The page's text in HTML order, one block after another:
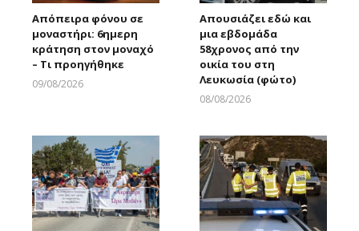
Απόπειρα φόνου σε
μοναστήρι: 6ημερη
κράτηση στον μοναχό
– Τι προηγήθηκε
09/08/2026
Απουσιάζει εδώ και
μια εβδομάδα
58χρονος από την
οικία του στη
Λευκωσία (φώτο)
08/08/2026